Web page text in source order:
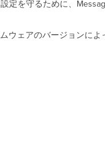
ー
へ
の
定を守るために、
ェアのバージョンによ